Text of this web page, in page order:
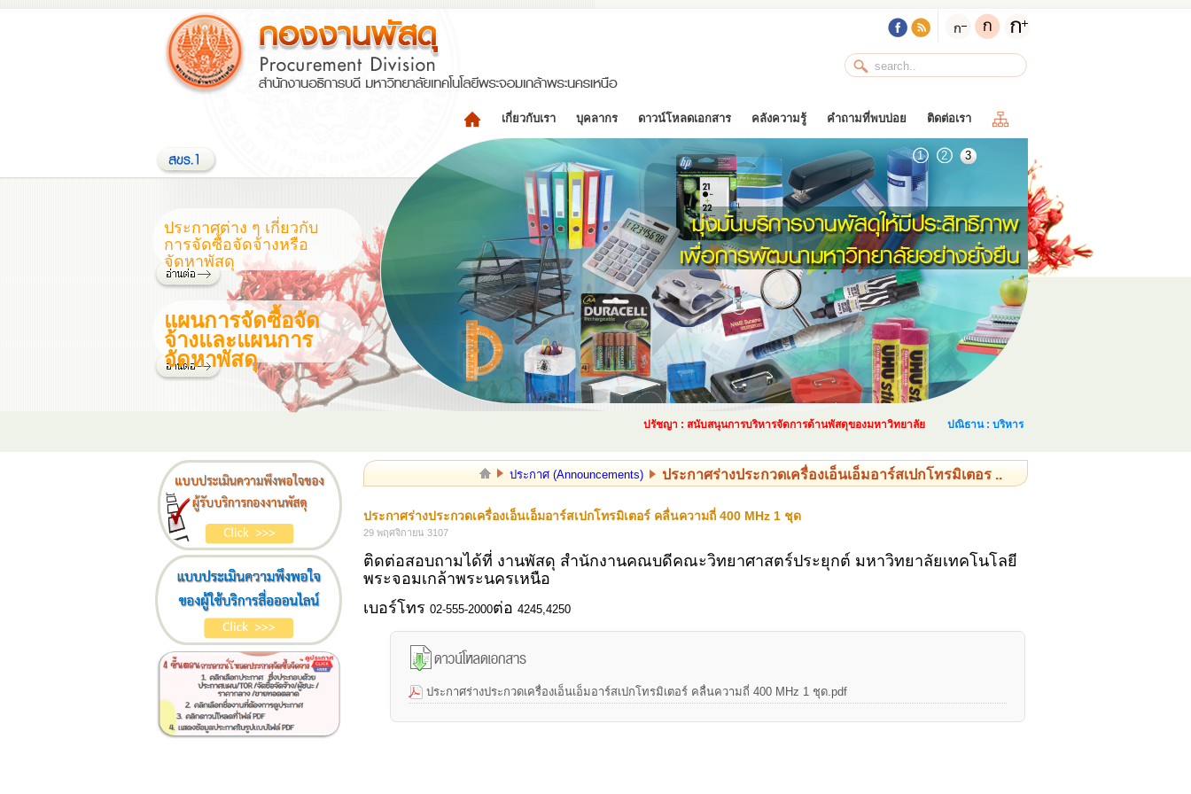
เกี่ยวกับเรา บุคลากร ดาวน์โหลดเอกสาร คลังความรู้ คำถามที่พบบ่อย ติดต่อเรา
1 2 3
ประกาศต่าง ๆ เกี่ยวกับ
การจัดซื้อจัดจ้างหรือ
จัดหาพัสดุ
แผนการจัดซื้อจัด
จ้างและแผนการ
จัดหาพัสดุ
ปรัชญา : สนับสนุนการบริหารจัดการด้านพัสดุของมหาวิทยาลัย ปณิธาน : บริหารและจัดการด้านพัสดุอย่างเป็นระบบ และเ
ประกาศ (Announcements) ประกาศร่างประกวดเครื่องเอ็นเอ็มอาร์สเปกโทรมิเตอร ..
ประกาศร่างประกวดเครื่องเอ็นเอ็มอาร์สเปกโทรมิเตอร์ คลื่นความถี่ 400 MHz 1 ชุด
29 พฤศจิกายน 3107
ติดต่อสอบถามได้ที่ งานพัสดุ สำนักงานคณบดีคณะวิทยาศาสตร์ประยุกต์ มหาวิทยาลัยเทคโนโลยี
พระจอมเกล้าพระนครเหนือ
เบอร์โทร 02-555-2000ต่อ 4245,4250
ประกาศร่างประกวดเครื่องเอ็นเอ็มอาร์สเปกโทรมิเตอร์ คลื่นความถี่ 400 MHz 1 ชุด.pdf